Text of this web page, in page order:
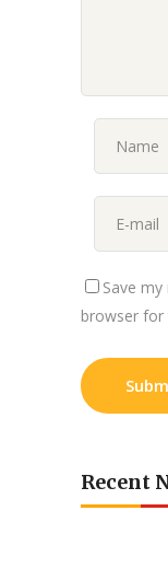
Save
browser
Recent